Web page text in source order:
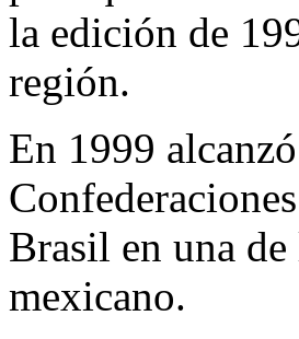
la edición de
región.
En 1999
Brasil en una
mexicano.